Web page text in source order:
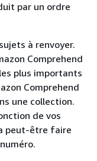
par un ordre
à renvoyer.
Comprehend
plus importants
Comprehend
une collection.
de vos
peut-être faire